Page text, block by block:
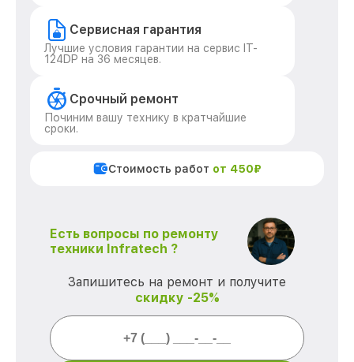
Сервисная гарантия
Лучшие условия гарантии на сервис IT-
124DP на 36 месяцев.
Срочный ремонт
Починим вашу технику в кратчайшие
сроки.
Стоимость работ от 450₽
Есть вопросы по ремонту
техники Infratech ?
Запишитесь на ремонт и получите
скидку -25%